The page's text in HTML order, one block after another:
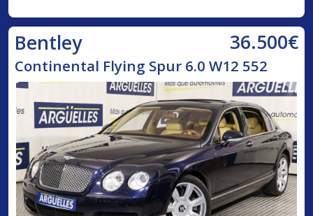
Bentley 36.500€
Continental Flying Spur 6.0 W12 552